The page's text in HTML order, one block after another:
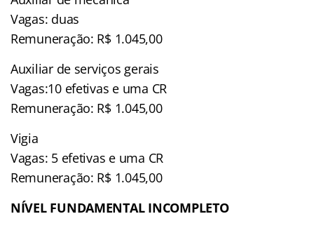
Vagas: duas
Remuneração: R$ 1.045,00
Auxiliar de serviços gerais
Vagas:10 efetivas e uma CR
Remuneração: R$ 1.045,00
Vigia
Vagas: 5 efetivas e uma CR
Remuneração: R$ 1.045,00
NÍVEL FUNDAMENTAL INCOMPLETO